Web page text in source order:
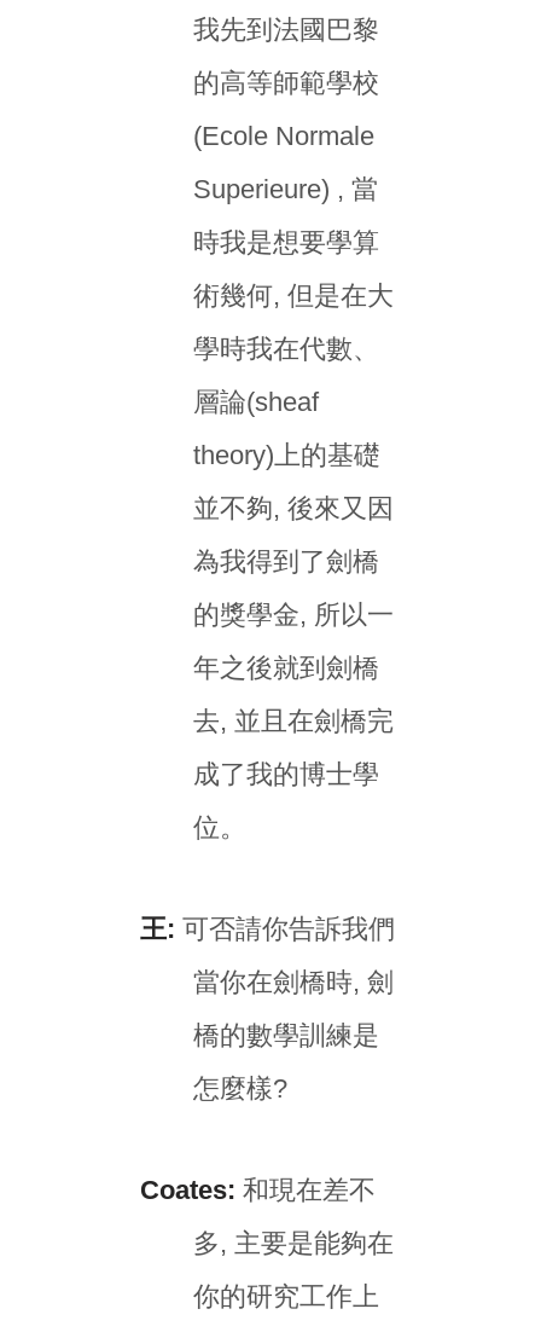
我先到法國巴黎
的高等師範學校
(Ecole Normale
Superieure) , 當
時我是想要學算
術幾何, 但是在大
學時我在代數、
層論(sheaf
theory)上的基礎
並不夠, 後來又因
為我得到了劍橋
的獎學金, 所以一
年之後就到劍橋
去, 並且在劍橋完
成了我的博士學
位。
王: 可否請你告訴我們
當你在劍橋時, 劍
橋的數學訓練是
怎麼樣?
Coates: 和現在差不
多, 主要是能夠在
你的研究工作上